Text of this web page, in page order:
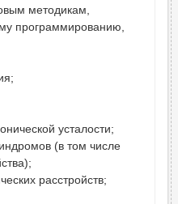
методикам,
программированию,
усталости;
(в том числе
расстройств;